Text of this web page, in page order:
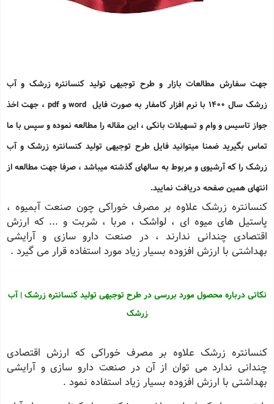
جهت سفارش مطالعات بازار و طرح توجیهی تولید کنسانتره زرشک و آب
زرشک سال 1400 با نرم افزار کامفار به صورت فایل word و pdf ، جهت اخذ
جواز تاسیس و وام و تسهیلات بانکی ، این مقاله را مطالعه نموده و سپس با ما
تماس بگیرید ضمنا میتوانید فایل طرح توجیهی تولید کنسانتره زرشک و آب
زرشکرا که آرشیوی و مربوط به سالهای گذشته میباشد ، صرفا جهت مطالعه از
انتهای همین صفحه دریافت نمایید.
کنسانتره زرشک علاوه بر مصرف خوراکی چون صنعت آبمیوه ،
پاستیل های میوه ای ، لواشک ، مربا ، شربت و ... که ارزش
اقتصادی چندانی ندارند ، در صنعت دارو سازی و آرایشی
بهداشتی با ارزش افزوده بسیار زیاد مورد استفاده قرار می گیرد .
نکاتی درباره محصول مورد بررسی در طرح توجیهی تولید کنسانتره زرشک | آب
زرشک
کنسانتره زرشک علاوه بر مصرف خوراکی که ارزش اقتصادی
چندانی ندارد می توان از آن در صنعت دارو سازی و آرایشی
بهداشتی با ارزش افزوده بسیار زیاد استفاده نمود .